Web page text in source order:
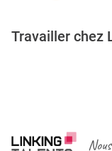
Travailler chez